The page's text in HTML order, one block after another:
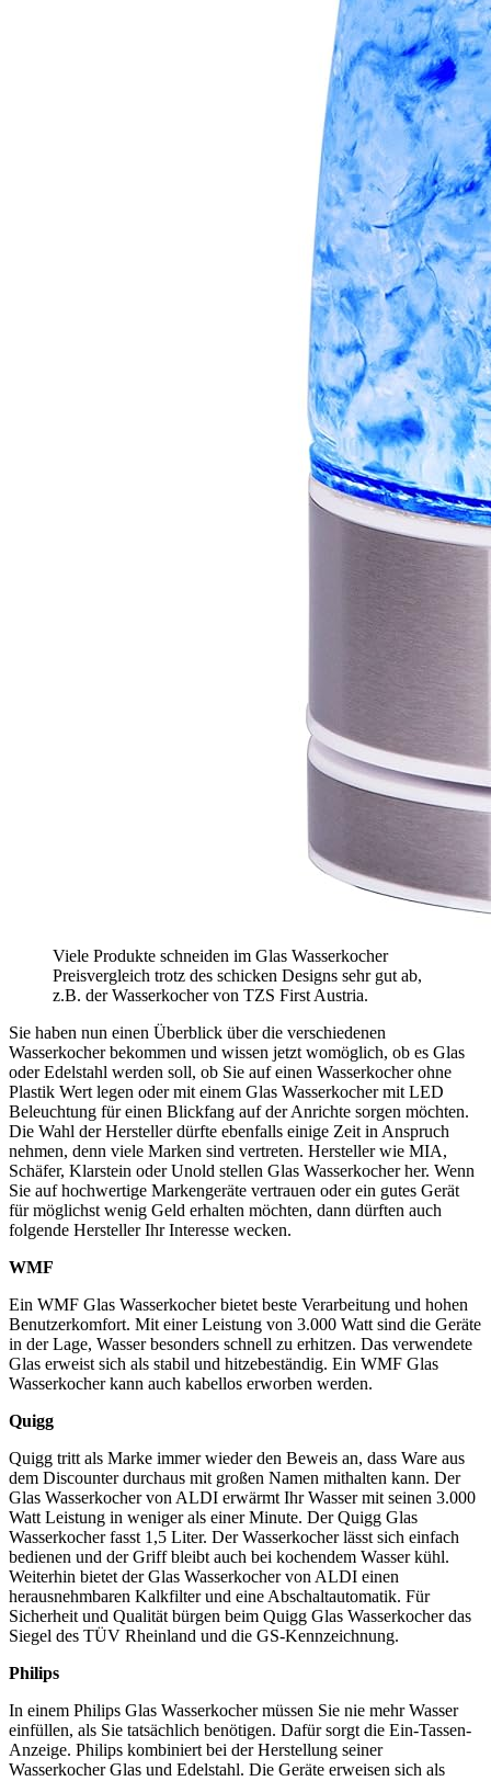
Viele Produkte schneiden im Glas Wasserkocher
Preisvergleich trotz des schicken Designs sehr gut ab,
z.B. der Wasserkocher von TZS First Austria.
Sie haben nun einen Überblick über die verschiedenen
Wasserkocher bekommen und wissen jetzt womöglich, ob es Glas
oder Edelstahl werden soll, ob Sie auf einen Wasserkocher ohne
Plastik Wert legen oder mit einem Glas Wasserkocher mit LED
Beleuchtung für einen Blickfang auf der Anrichte sorgen möchten.
Die Wahl der Hersteller dürfte ebenfalls einige Zeit in Anspruch
nehmen, denn viele Marken sind vertreten. Hersteller wie MIA,
Schäfer, Klarstein oder Unold stellen Glas Wasserkocher her. Wenn
Sie auf hochwertige Markengeräte vertrauen oder ein gutes Gerät
für möglichst wenig Geld erhalten möchten, dann dürften auch
folgende Hersteller Ihr Interesse wecken.
WMF
Ein WMF Glas Wasserkocher bietet beste Verarbeitung und hohen
Benutzerkomfort. Mit einer Leistung von 3.000 Watt sind die Geräte
in der Lage, Wasser besonders schnell zu erhitzen. Das verwendete
Glas erweist sich als stabil und hitzebeständig. Ein WMF Glas
Wasserkocher kann auch kabellos erworben werden.
Quigg
Quigg tritt als Marke immer wieder den Beweis an, dass Ware aus
dem Discounter durchaus mit großen Namen mithalten kann. Der
Glas Wasserkocher von ALDI erwärmt Ihr Wasser mit seinen 3.000
Watt Leistung in weniger als einer Minute. Der Quigg Glas
Wasserkocher fasst 1,5 Liter. Der Wasserkocher lässt sich einfach
bedienen und der Griff bleibt auch bei kochendem Wasser kühl.
Weiterhin bietet der Glas Wasserkocher von ALDI einen
herausnehmbaren Kalkfilter und eine Abschaltautomatik. Für
Sicherheit und Qualität bürgen beim Quigg Glas Wasserkocher das
Siegel des TÜV Rheinland und die GS-Kennzeichnung.
Philips
In einem Philips Glas Wasserkocher müssen Sie nie mehr Wasser
einfüllen, als Sie tatsächlich benötigen. Dafür sorgt die Ein-Tassen-
Anzeige. Philips kombiniert bei der Herstellung seiner
Wasserkocher Glas und Edelstahl. Die Geräte erweisen sich als